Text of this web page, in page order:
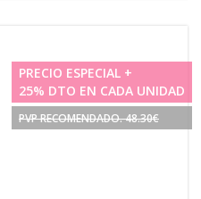
PRECIO ESPECIAL +
25% DTO EN CADA UNIDAD
PVP RECOMENDADO. 48.30€